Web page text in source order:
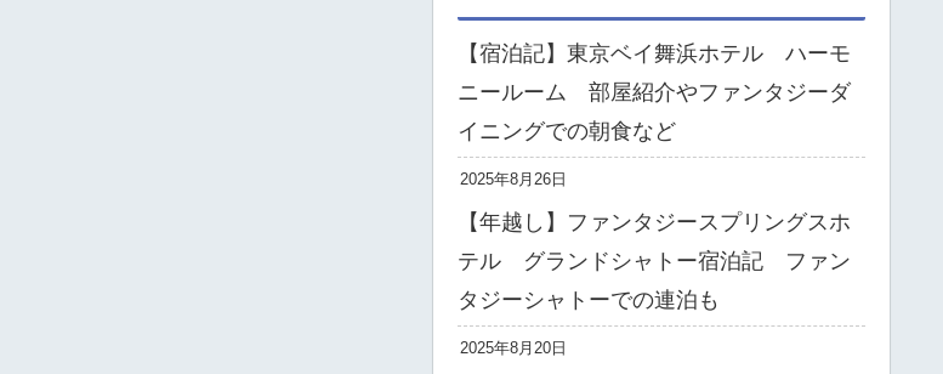
【宿泊記】東京ベイ舞浜ホテル ハーモ
ニールーム 部屋紹介やファンタジーダ
イニングでの朝食など
2025年8月26日
【年越し】ファンタジースプリングスホ
テル グランドシャトー宿泊記 ファン
タジーシャトーでの連泊も
2025年8月20日